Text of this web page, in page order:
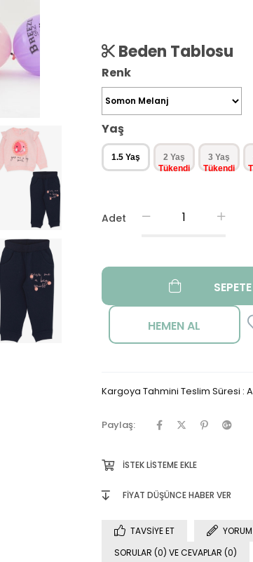
Beden Tablosu
Renk
Yaş
1.5 Yaş 2 Yaş 3 Yaş
Adet
Kargoya Tahmini Teslim Süresi :
Paylaş:
İSTEK LISTEME EKLE
FIYAT DÜŞÜNCE HABER VER
TAVSIYE ET
SORULAR (0) VE CEVAPLAR (0)